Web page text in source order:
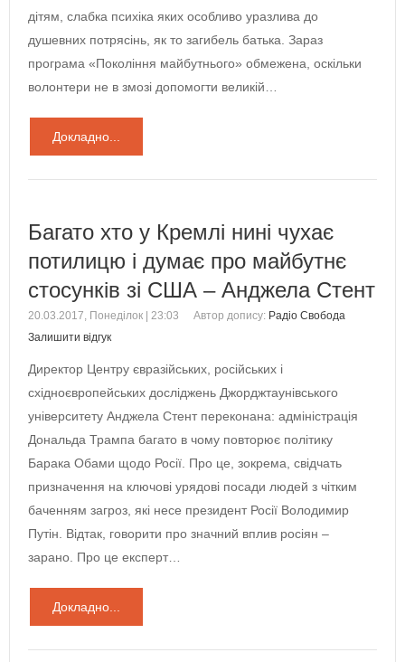
дітям, слабка психіка яких особливо уразлива до
душевних потрясінь, як то загибель батька. Зараз
програма «Покоління майбутнього» обмежена, оскільки
волонтери не в змозі допомогти великій…
Докладно...
Багато хто у Кремлі нині чухає
потилицю і думає про майбутнє
стосунків зі США – Анджела Стент
20.03.2017, Понеділок | 23:03 Автор допису: Радіо Свобода
Залишити відгук
Директор Центру євразійських, російських і
східноєвропейських досліджень Джорджтаунівського
університету Анджела Стент переконана: адміністрація
Дональда Трампа багато в чому повторює політику
Барака Обами щодо Росії. Про це, зокрема, свідчать
призначення на ключові урядові посади людей з чітким
баченням загроз, які несе президент Росії Володимир
Путін. Відтак, говорити про значний вплив росіян –
зарано. Про це експерт…
Докладно...